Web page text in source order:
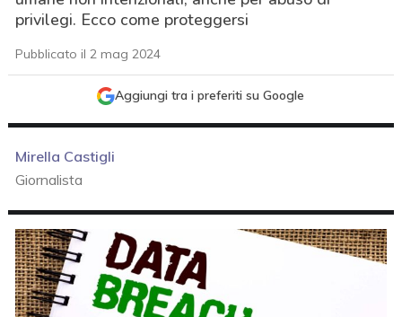
privilegi. Ecco come proteggersi
Pubblicato il 2 mag 2024
Aggiungi tra i preferiti su Google
Mirella Castigli
Giornalista